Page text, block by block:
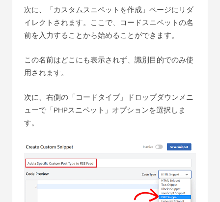
次に、「カスタムスニペットを作成」ページにリダ
イレクトされます。ここで、コードスニペットの名
前を入力することから始めることができます。
この名前はどこにも表示されず、識別目的でのみ使
用されます。
次に、右側の「コードタイプ」ドロップダウンメニ
ューで「PHPスニペット」オプションを選択しま
す。